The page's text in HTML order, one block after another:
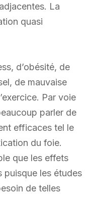
La
quasi
d’obésité, de
de mauvaise
Par voie
parler de
efficaces tel le
du foie.
que les effets
les études
de telles